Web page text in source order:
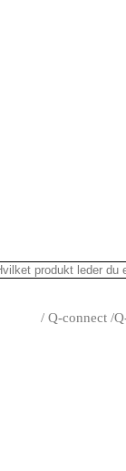
/ Q-connect /